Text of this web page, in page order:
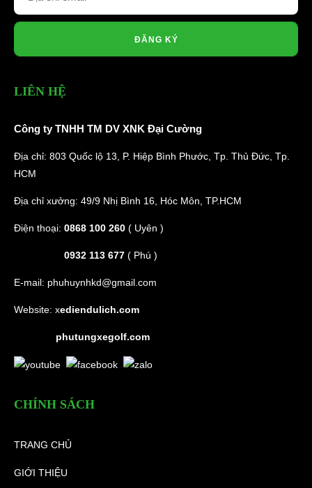
ĐĂNG KÝ
LIÊN HỆ
Công ty TNHH TM DV XNK Đại Cường
Địa chỉ: 803 Quốc lộ 13, P. Hiệp Bình Phước, Tp. Thủ Đức, Tp.
HCM
Địa chỉ xưởng: 49/9 Nhị Bình 16, Hóc Môn, TP.HCM
Điện thoại: 0868 100 260 ( Uyên )
0932 113 677 ( Phú )
E-mail: phuhuynhkd@gmail.com
Website: xediendulich.com
phutungxegolf.com
CHÍNH SÁCH
TRANG CHỦ
GIỚI THIỆU